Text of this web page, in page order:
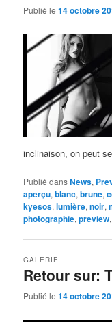
Publié le14 octobre
inclinaison, on peut
Publié dansNews,
aperçu,blanc,brune,
kyesos,lumière,noir,
photographie,preview
Retour sur:
GALERIE
Publié le14 octobre